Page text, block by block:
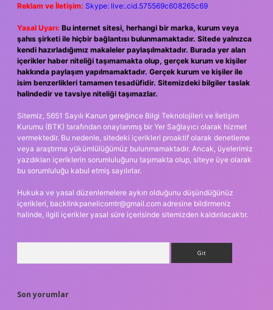
Reklam ve İletişim: Skype: live:.cid.575569c608265c69
Yasal Uyarı: Bu internet sitesi, herhangi bir marka, kurum veya
şahıs şirketi ile hiçbir bağlantısı bulunmamaktadır. Sitede yalnızca
kendi hazırladığımız makaleler paylaşılmaktadır. Burada yer alan
içerikler haber niteliği taşımamakta olup, gerçek kurum ve kişiler
hakkında paylaşım yapılmamaktadır. Gerçek kurum ve kişiler ile
isim benzerlikleri tamamen tesadüfidir. Sitemizdeki bilgiler taslak
halindedir ve tavsiye niteliği taşımazlar.
Sitemiz, 5651 Sayılı Kanun gereğince Bilgi Teknolojileri ve İletişim
Kurumu (BTK) tarafından onaylanmış bir Yer Sağlayıcı olarak hizmet
vermektedir. Bu nedenle, sitedeki içerikleri proaktif olarak denetleme
veya araştırma yükümlülüğümüz bulunmamaktadır. Ancak, üyelerimiz
yazdıkları içeriklerin sorumluluğunu taşımakta olup, siteye üye olarak
bu sorumluluğu kabul etmiş sayılırlar.
Hukuka ve yasal düzenlemelere aykırı olduğunu düşündüğünüz
içerikleri, backlinkpanelicomtr@gmail.com adresine bildirmeniz
halinde, ilgili içerikler yasal süre içerisinde sitemizden kaldırılacaktır.
Son yorumlar